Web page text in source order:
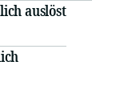
auslöst